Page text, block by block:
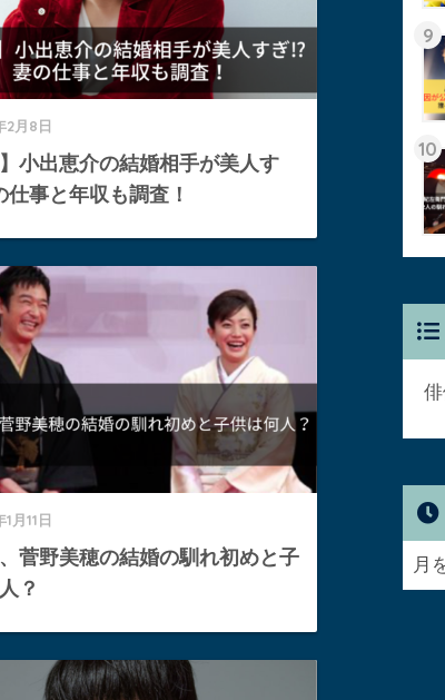
2月8日
】小出恵介の結婚相手が美人す
仕事と年収も調査！
月11日
菅野美穂の結婚の馴れ初めと子
？
9
10